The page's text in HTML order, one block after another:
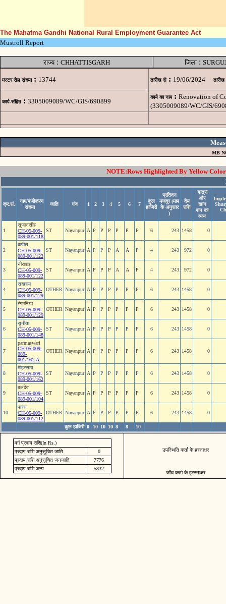
The Mahatma Gandhi National Rural Employment Guarantee Act
Mustroll Report
राज्य: CHHATTISGARH जिला:
मस्टर रोल संख्या : 13744 तारीख से : 19/06/2024 तारीख
कार्य-संहित : 3305009089/WC/GIS/690899
कार्य का नाम : Renovation of
(3305009089/WC/GIS/
MB
NOTE:Rows Highlighted By Yellow
क्र.सं.
नाम/पंजीकरण
संख्या
जाति गांव 1 2 3 4 5 6 7
कुल
हाजिरी
प्रतिदन
मजदूर (माप
के अनुसार
)
देय
राशि
यात्रा
और
खान
पान का
व्यय
1
सूजानसीह
CH-05-009-
089-001/118
ST Nayanpur A P P P P P P 6 243 1458 0
2
कपील
CH-05-009-
089-001/122
ST Nayanpur A P P P A A P 4 243 972 0
3
नीराबाइ
CH-05-009-
089-001/122
ST Nayanpur A P P P A A P 4 243 972 0
4
सखराम
CH-05-009-
089-001/129
OTHER Nayanpur A P P P P P P 6 243 1458 0
5
रंगमनिया
CH-05-009-
089-001/129
OTHER Nayanpur A P P P P P P 6 243 1458 0
6
सुनीता
CH-05-009-
089-001/148
ST Nayanpur A P P P P P P 6 243 1458 0
7
parmaswari
CH-05-009-
089-
001/161-A
OTHER Nayanpur A P P P P P P 6 243 1458 0
8
मोहरसाय
CH-05-009-
089-001/162
ST Nayanpur A P P P P P P 6 243 1458 0
9
बलदेव
CH-05-009-
089-001/104
ST Nayanpur A P P P P P P 6 243 1458 0
10
पारस
CH-05-009-
089-001/112
OTHER Nayanpur A P P P P P P 6 243 1458 0
कुल हाजिरी 0 10 10 10 8 8 10
वर्ग प्रदाय राशि(In Rs.)
प्रदाय राशि अनुसूचित जाति
0
प्रदाय राशि अनुसूचित जनजाति
7776
प्रदाय राशि अन्य
5832
उपस्थिति कर्ता के हस्ताक्षर
जॉच कर्ता के ह्रस्ताक्षर